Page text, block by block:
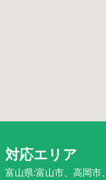
対応エリア
富山県:富山市、高岡市